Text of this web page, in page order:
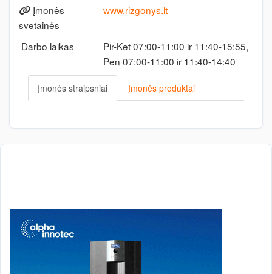
Įmonės
svetainės
www.rizgonys.lt
Darbo laikas
Pir-Ket 07:00-11:00 ir 11:40-15:55,
Pen 07:00-11:00 ir 11:40-14:40
Įmonės straipsniai Įmonės produktai